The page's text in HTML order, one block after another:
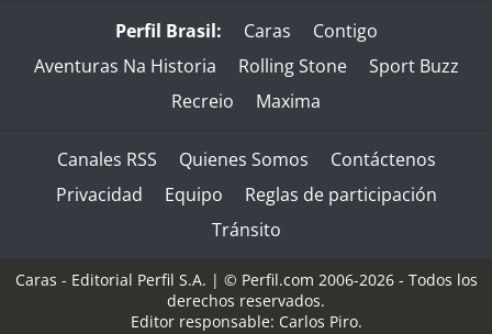
Perfil Brasil: Caras
Contigo
Aventuras Na Historia
Rolling Stone
Sport Buzz
Recreio
Maxima
Canales RSS Quienes Somos
Contáctenos
Privacidad
Equipo
Reglas de participación
Tránsito
Caras - Editorial Perfil S.A. | © Perfil.com 2006-2026 - Todos los
derechos reservados.
Editor responsable: Carlos Piro.